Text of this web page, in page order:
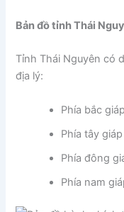
Bản đồ tỉnh Thái
Tỉnh Thái Nguyên có
địa lý:
Phía bắc
Phía tây
Phía đông
Phía nam